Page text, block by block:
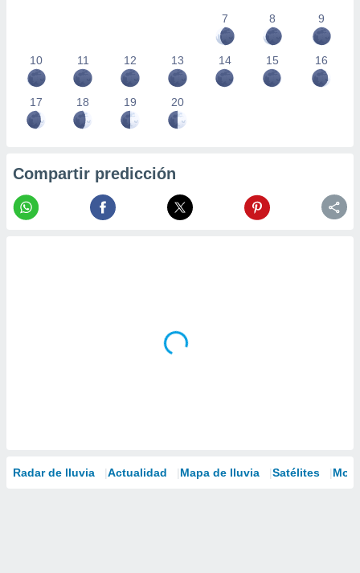
7
8 9
10 11 12 13 14 15 16
17 18 19 20
Compartir predicción
Radar de lluvia Actualidad Mapa de lluvia Satélites